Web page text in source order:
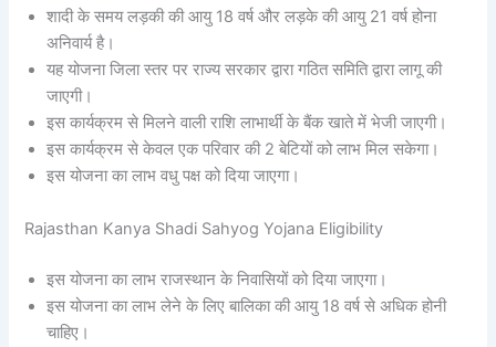
शादी के समय लड़की की आयु 18 वर्ष और लड़के की आयु 21 वर्ष होना
अनिवार्य है।
यह योजना जिला स्तर पर राज्य सरकार द्वारा गठित समिति द्वारा लागू की
जाएगी।
इस कार्यक्रम से मिलने वाली राशि लाभार्थी के बैंक खाते में भेजी जाएगी।
इस कार्यक्रम से केवल एक परिवार की 2 बेटियों को लाभ मिल सकेगा।
इस योजना का लाभ वधु पक्ष को दिया जाएगा।
Rajasthan Kanya Shadi Sahyog Yojana Eligibility
इस योजना का लाभ राजस्थान के निवासियों को दिया जाएगा।
इस योजना का लाभ लेने के लिए बालिका की आयु 18 वर्ष से अधिक होनी
चाहिए।